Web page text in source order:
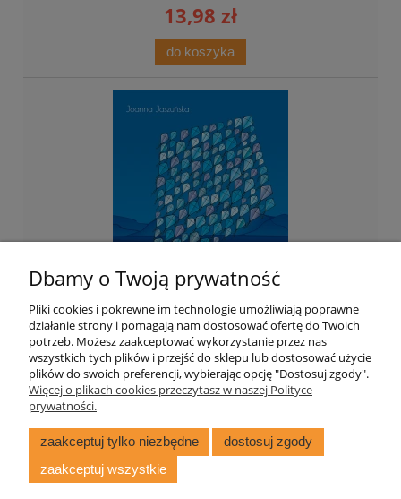
13,98 zł
do koszyka
121 Deltoidów
67,70 zł
Dbamy o Twoją prywatność
Pliki cookies i pokrewne im technologie umożliwiają poprawne
działanie strony i pomagają nam dostosować ofertę do Twoich
potrzeb. Możesz zaakceptować wykorzystanie przez nas
wszystkich tych plików i przejść do sklepu lub dostosować użycie
plików do swoich preferencji, wybierając opcję "Dostosuj zgody".
Więcej o plikach cookies przeczytasz w naszej Polityce
prywatności.
zaakceptuj tylko niezbędne
dostosuj zgody
zaakceptuj wszystkie